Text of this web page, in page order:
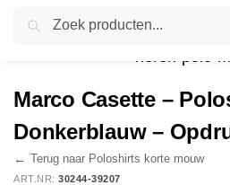
Home Herenmode / Poloshirts
Marco Casette –
Donkerblauw –
← Terug naar Poloshirts korte mouw
ART.NR: 30244-39207